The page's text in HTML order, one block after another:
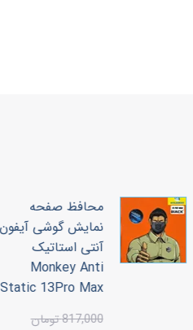
محافظ صفحه
نمایش گوشی آیفون
آنتی استاتیک
Monkey Anti
Static 13Pro Max
817,000 تومان